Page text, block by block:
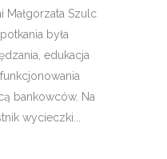
Małgorzata Szulc
była
edukacja
bankowców. Na
wycieczki...